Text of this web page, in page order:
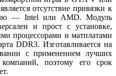
отсутствие привязки к
— Intel или AMD. Модуль
и прост с установке,
процессорами и матплатами
DDR3. Изготавливается на
с применением лучших
поэтому его срок